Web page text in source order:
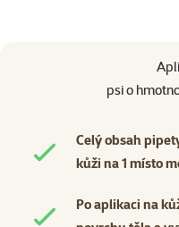
psi o
Celý obsah
kůži na 1 místo
Po aplikaci na